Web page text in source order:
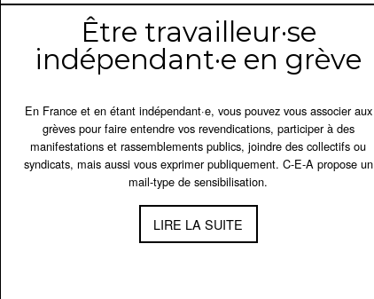
Être travailleur·se
indépendant·e en grève
En France et en étant indépendant·e, vous pouvez vous associer aux
grèves pour faire entendre vos revendications, participer à des
manifestations et rassemblements publics, joindre des collectifs ou
syndicats, mais aussi vous exprimer publiquement. C-E-A propose un
mail-type de sensibilisation.
LIRE LA SUITE